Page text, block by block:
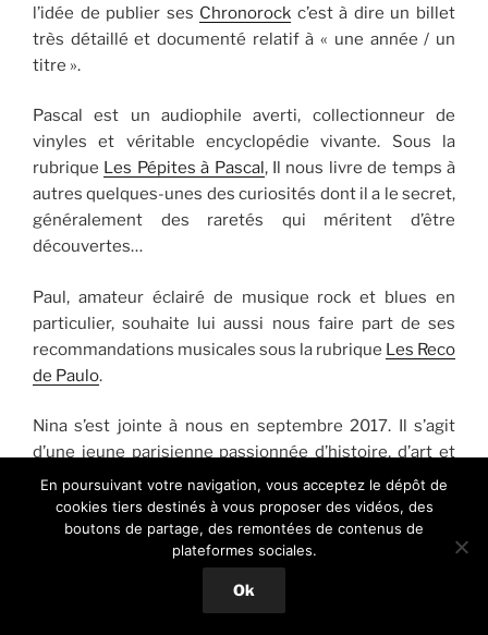
l’idée de publier ses Chronorock c’est à dire un billet
très détaillé et documenté relatif à « une année / un
titre ».
Pascal est un audiophile averti, collectionneur de
vinyles et véritable encyclopédie vivante. Sous la
rubrique Les Pépites à Pascal, Il nous livre de temps à
autres quelques-unes des curiosités dont il a le secret,
généralement des raretés qui méritent d’être
découvertes…
Paul, amateur éclairé de musique rock et blues en
particulier, souhaite lui aussi nous faire part de ses
recommandations musicales sous la rubrique Les Reco
de Paulo.
Nina s’est jointe à nous en septembre 2017. Il s’agit
d’une jeune parisienne passionnée d’histoire, d’art et
de musique, fidèle auditrice de Fip, ses préférences
vont à la musique indie, au folk, à la chanson, aux
musiques du monde.
Elle partagera ici de temps à autres ses découvertes
En poursuivant votre navigation, vous acceptez le dépôt de
cookies tiers destinés à vous proposer des vidéos, des
boutons de partage, des remontées de contenus de
plateformes sociales.
Ok